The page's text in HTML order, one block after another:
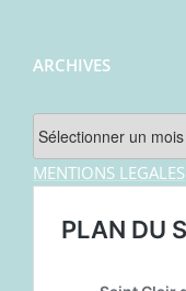
ARCHIVES
Archives
MENTIONS LEGALES